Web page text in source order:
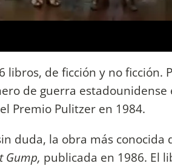
libros, de ficción y no ficción.
de guerra
Premio Pulitzer en 1984.
duda, la obra más
Gump, publicada en 1986. El